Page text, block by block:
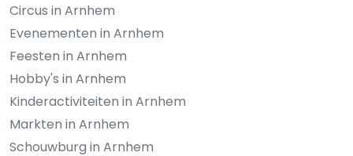
Circus in Arnhem
Evenementen in Arnhem
Feesten in Arnhem
Hobby's in Arnhem
Kinderactiviteiten in Arnhem
Markten in Arnhem
Schouwburg in Arnhem